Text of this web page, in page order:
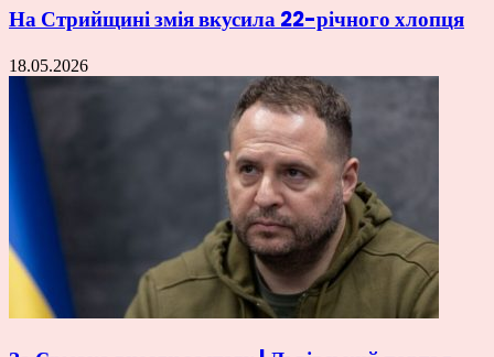
На Стрийщині змія вкусила 22-річного хлопця
18.05.2026